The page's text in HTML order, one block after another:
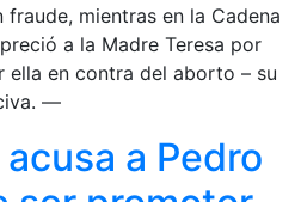
mientras en la Cadena
a la Madre Teresa por
ella en contra del aborto – su
—
a Pedro